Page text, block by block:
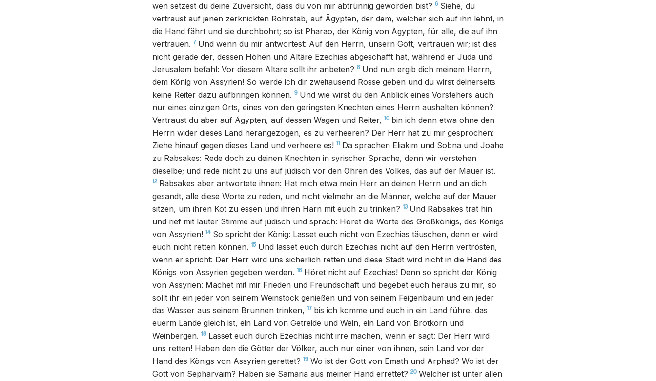
wen setzest du deine Zuversicht, dass du von mir abtrünnig geworden bist? 6 Siehe, du
vertraust auf jenen zerknickten Rohrstab, auf Ägypten, der dem, welcher sich auf ihn lehnt, in
die Hand fährt und sie durchbohrt; so ist Pharao, der König von Ägypten, für alle, die auf ihn
vertrauen. 7 Und wenn du mir antwortest: Auf den Herrn, unsern Gott, vertrauen wir; ist dies
nicht gerade der, dessen Höhen und Altäre Ezechias abgeschafft hat, während er Juda und
Jerusalem befahl: Vor diesem Altare sollt ihr anbeten? 8 Und nun ergib dich meinem Herrn,
dem König von Assyrien! So werde ich dir zweitausend Rosse geben und du wirst deinerseits
keine Reiter dazu aufbringen können. 9 Und wie wirst du den Anblick eines Vorstehers auch
nur eines einzigen Orts, eines von den geringsten Knechten eines Herrn aushalten können?
Vertraust du aber auf Ägypten, auf dessen Wagen und Reiter, 10 bin ich denn etwa ohne den
Herrn wider dieses Land herangezogen, es zu verheeren? Der Herr hat zu mir gesprochen:
Ziehe hinauf gegen dieses Land und verheere es! 11 Da sprachen Eliakim und Sobna und Joahe
zu Rabsakes: Rede doch zu deinen Knechten in syrischer Sprache, denn wir verstehen
dieselbe; und rede nicht zu uns auf jüdisch vor den Ohren des Volkes, das auf der Mauer ist.
12 Rabsakes aber antwortete ihnen: Hat mich etwa mein Herr an deinen Herrn und an dich
gesandt, alle diese Worte zu reden, und nicht vielmehr an die Männer, welche auf der Mauer
sitzen, um ihren Kot zu essen und ihren Harn mit euch zu trinken? 13 Und Rabsakes trat hin
und rief mit lauter Stimme auf jüdisch und sprach: Höret die Worte des Großkönigs, des Königs
von Assyrien! 14 So spricht der König: Lasset euch nicht von Ezechias täuschen, denn er wird
euch nicht retten können. 15 Und lasset euch durch Ezechias nicht auf den Herrn vertrösten,
wenn er spricht: Der Herr wird uns sicherlich retten und diese Stadt wird nicht in die Hand des
Königs von Assyrien gegeben werden. 16 Höret nicht auf Ezechias! Denn so spricht der König
von Assyrien: Machet mit mir Frieden und Freundschaft und begebet euch heraus zu mir, so
sollt ihr ein jeder von seinem Weinstock genießen und von seinem Feigenbaum und ein jeder
das Wasser aus seinem Brunnen trinken, 17 bis ich komme und euch in ein Land führe, das
euerm Lande gleich ist, ein Land von Getreide und Wein, ein Land von Brotkorn und
Weinbergen. 18 Lasset euch durch Ezechias nicht irre machen, wenn er sagt: Der Herr wird
uns retten! Haben den die Götter der Völker, auch nur einer von ihnen, sein Land vor der
Hand des Königs von Assyrien gerettet? 19 Wo ist der Gott von Emath und Arphad? Wo ist der
Gott von Sepharvaim? Haben sie Samaria aus meiner Hand errettet? 20 Welcher ist unter allen